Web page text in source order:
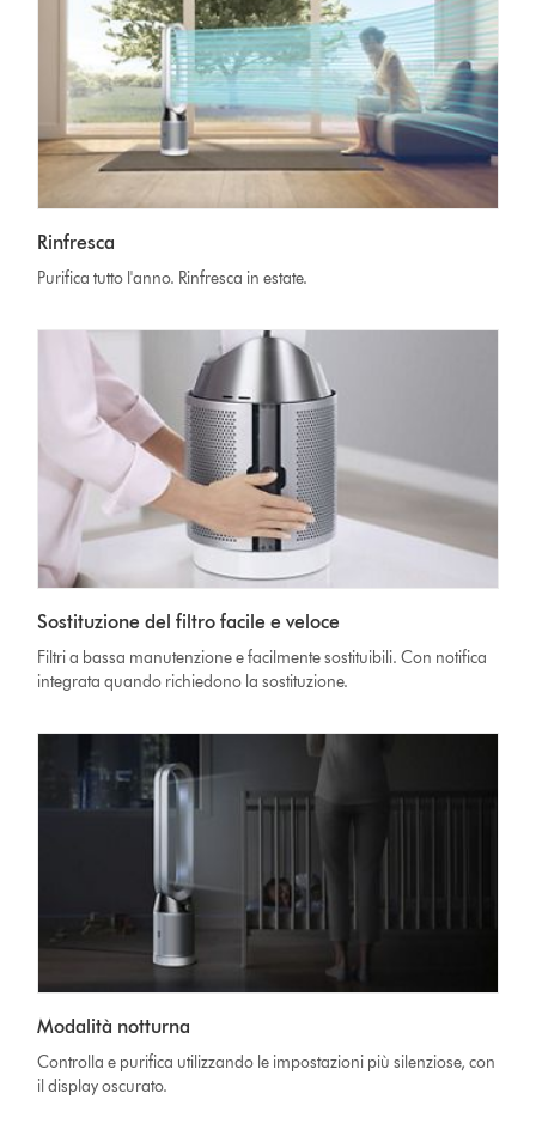
Rinfresca
Purifica tutto l'anno. Rinfresca in estate.
Sostituzione del filtro facile e veloce
Filtri a bassa manutenzione e facilmente sostituibili. Con notifica
integrata quando richiedono la sostituzione.
Modalità notturna
Controlla e purifica utilizzando le impostazioni più silenziose, con
il display oscurato.